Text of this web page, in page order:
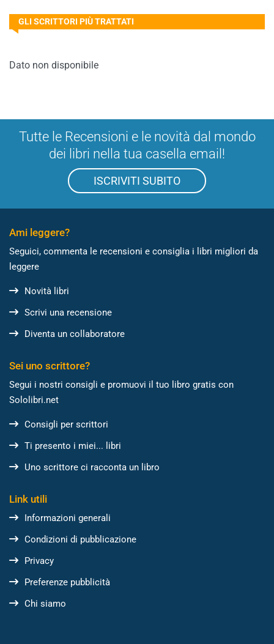
GLI SCRITTORI PIÙ TRATTATI
Dato non disponibile
Tutte le Recensioni e le novità dal mondo
dei libri nella tua casella email!
ISCRIVITI SUBITO
Ami leggere?
Seguici, commenta le recensioni e consiglia i libri migliori da
leggere
Novità libri
Scrivi una recensione
Diventa un collaboratore
Sei uno scrittore?
Segui i nostri consigli e promuovi il tuo libro gratis con
Sololibri.net
Consigli per scrittori
Ti presento i miei... libri
Uno scrittore ci racconta un libro
Link utili
Informazioni generali
Condizioni di pubblicazione
Privacy
Preferenze pubblicità
Chi siamo